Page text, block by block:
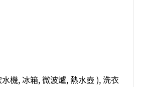
機, 冰箱, 微波爐, 熱水壺 ), 洗衣